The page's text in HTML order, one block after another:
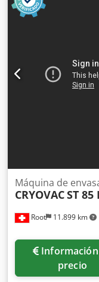
Abyeck
Root 11.899 km
Máquina de
CRYOVACST 85
Información de
precio